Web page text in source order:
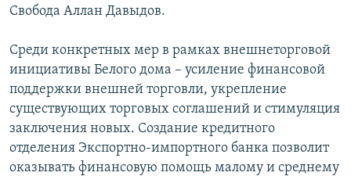
Все сайты РСЕ/РС
Свобода Аллан Давыдов.
Среди конкретных мер в рамках внешнеторговой
инициативы Белого дома – усиление финансовой
поддержки внешней торговли, укрепление
существующих торговых соглашений и стимуляция
заключения новых. Создание кредитного
отделения Экспортно-импортного банка позволит
оказывать финансовую помощь малому и среднему